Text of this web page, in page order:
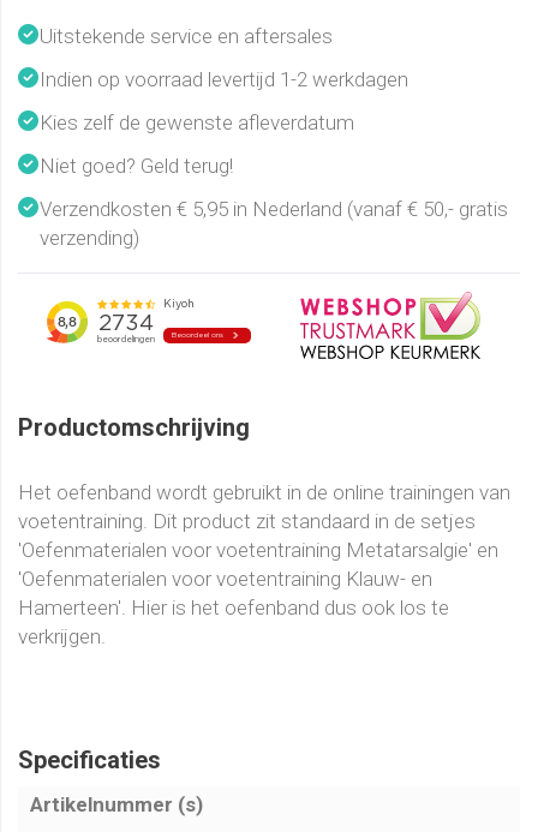
Uitstekende service en aftersales
Indien op voorraad levertijd 1-2 werkdagen
Kies zelf de gewenste afleverdatum
Niet goed? Geld terug!
Verzendkosten € 5,95 in Nederland (vanaf € 50,- gratis
verzending)
Productomschrijving
Het oefenband wordt gebruikt in de online trainingen van
voetentraining. Dit product zit standaard in de setjes
'Oefenmaterialen voor voetentraining Metatarsalgie' en
'Oefenmaterialen voor voetentraining Klauw- en
Hamerteen'. Hier is het oefenband dus ook los te
verkrijgen.
Specificaties
Artikelnummer (s)